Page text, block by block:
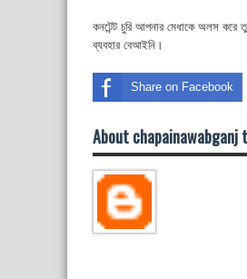
কনটেন্ট চুরি আপনার মেধাকে অলস করে
ব্যবহার বেআইনি।
Share on Facebook
About chapainawabganj